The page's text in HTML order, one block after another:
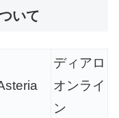
いて
ディアロ
オンライ
ン